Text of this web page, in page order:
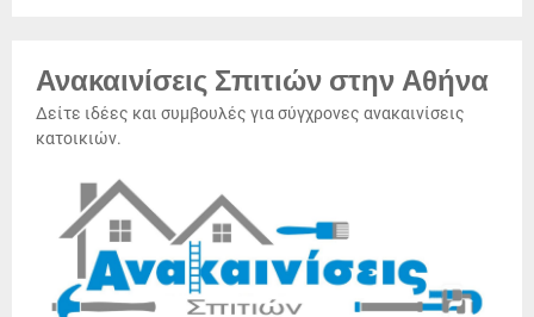
Ανακαινίσεις Σπιτιών στην Αθήνα
Δείτε ιδέες και συμβουλές για σύγχρονες ανακαινίσεις
κατοικιών.